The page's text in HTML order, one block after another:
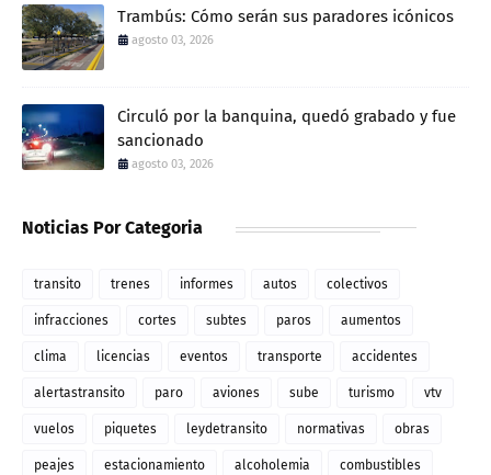
Trambús: Cómo serán sus paradores icónicos
agosto 03, 2026
Circuló por la banquina, quedó grabado y fue
sancionado
agosto 03, 2026
Noticias Por Categoria
transito trenes informes autos colectivos
infracciones cortes subtes paros aumentos
clima licencias eventos transporte accidentes
alertastransito paro aviones sube turismo vtv
vuelos piquetes leydetransito normativas obras
peajes estacionamiento alcoholemia combustibles